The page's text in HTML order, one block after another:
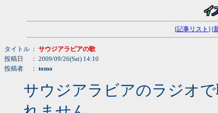
[記事リスト ] [
タイトル ： サウジアラビアの歌
投稿日
： 2009/09/26(Sat) 14:10
投稿者
： tomo
サウジアラビアのラジオ